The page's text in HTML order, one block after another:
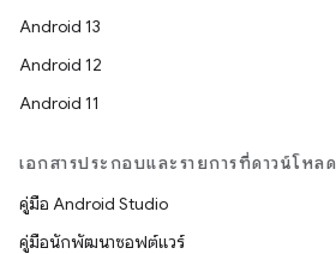
Android 13
Android 12
Android 11
เอกสารประกอบและรายการที่ดาวน์โหลด
คู่มือ Android Studio
คู่มือนักพัฒนาซอฟต์แวร์